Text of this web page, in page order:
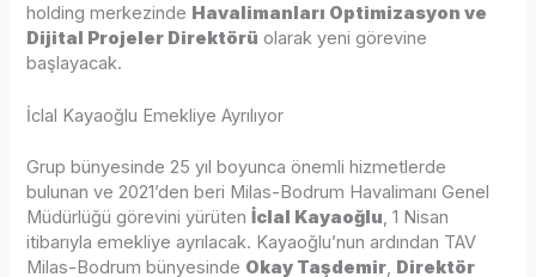
holding merkezinde Havalimanları Optimizasyon ve
Dijital Projeler Direktörü olarak yeni görevine
başlayacak.
İclal Kayaoğlu Emekliye Ayrılıyor
Grup bünyesinde 25 yıl boyunca önemli hizmetlerde
bulunan ve 2021’den beri Milas-Bodrum Havalimanı Genel
Müdürlüğü görevini yürütenİclal Kayaoğlu, 1 Nisan
itibarıyla emekliye ayrılacak. Kayaoğlu’nun ardından TAV
Milas-Bodrum bünyesinde Okay Taşdemir, Direktör